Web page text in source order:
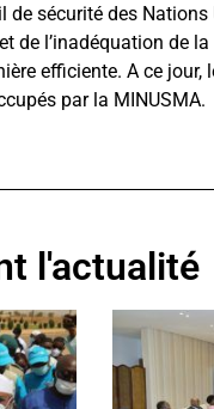
de sécurité des
de l’inadéquation de
efficiente. A ce jour,
par la MINUSMA.
l'actualité